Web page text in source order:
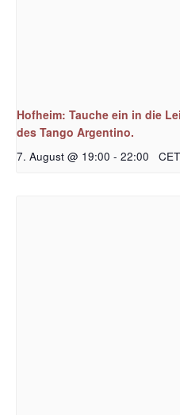
Hofheim: Tauche ein in die
des Tango Argentino.
7. August @ 19:00 - 22:00 CET